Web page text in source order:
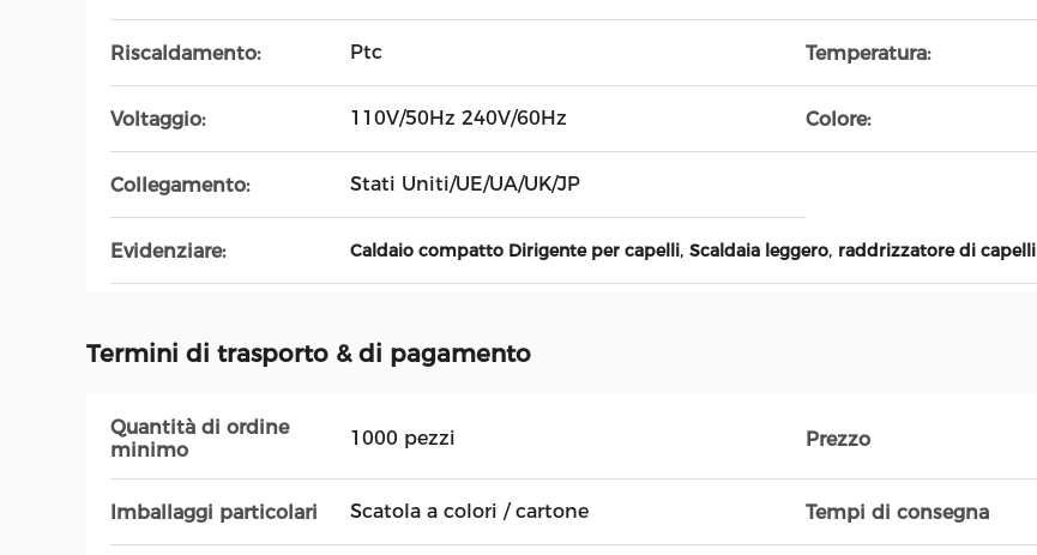
Riscaldamento: Ptc Temperatura:
Voltaggio: 110V/50Hz 240V/60Hz Colore:
Collegamento: Stati Uniti/UE/UA/UK/JP
Evidenziare: Caldaio compatto Dirigente per capelli, Scaldaia leggero, raddrizzatore di capelli
Termini di trasporto & di pagamento
Quantità di ordine
minimo
1000 pezzi Prezzo
Imballaggi particolari Scatola a colori / cartone Tempi di consegna